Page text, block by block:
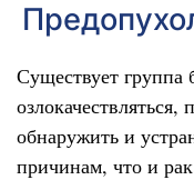
Существует группа
обнаружить и
причинам, что и